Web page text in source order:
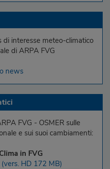
interesse meteo-climatico
di ARPA FVG
news
FVG - OSMER sulle
e sui suoi cambiamenti:
in FVG
(vers. HD 172 MB)